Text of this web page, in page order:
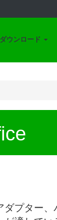
ダウンロード
ダプター、